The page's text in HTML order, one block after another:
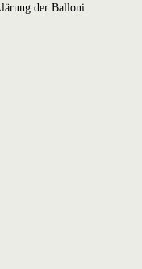
der Balloni